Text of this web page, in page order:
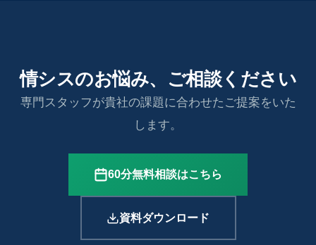
情シスのお悩み、ご相談ください
専門スタッフが貴社の課題に合わせたご提案をいた
します。
60分無料相談はこちら
資料ダウンロード